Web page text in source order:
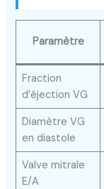
Paramètre
Fraction
d’éjection VG
Diamètre VG
en diastole
Valve mitrale
E/A